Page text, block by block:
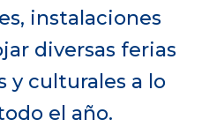
instalaciones
diversas ferias
y culturales a lo
el año.